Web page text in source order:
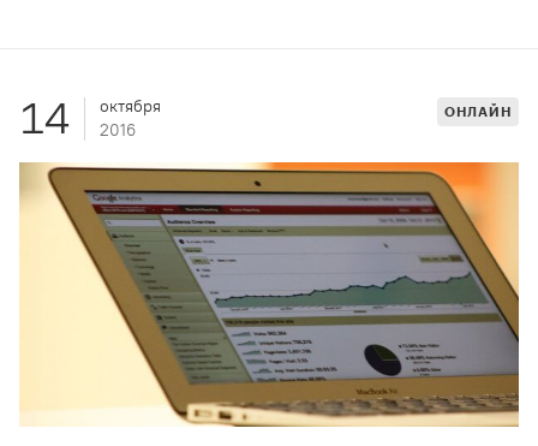
14
октября
2016
ОНЛАЙН